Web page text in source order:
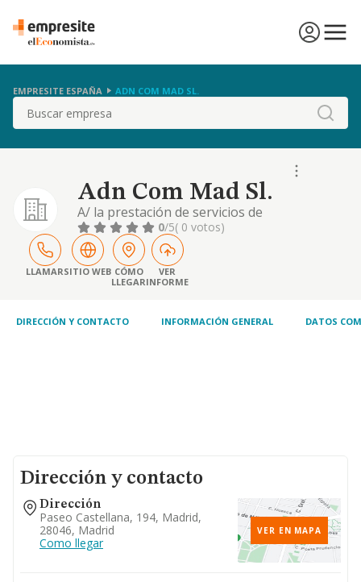
EMPRESITE ESPAÑA ADN COM MAD SL.
Buscar
Adn Com Mad Sl.
A/ la prestación de servicios de
asesoramiento en materias informáticas y
de programación; desarrollo,
mantenimiento, instalación, implantación y
distribución de toda clase de soluciones
informáticas. b/ diseño, creación y edición de
revistas periódicas
0/5( 0 votos)
LLAMARSITIO WEB CÓMO
LLEGAR
VER
INFORME
DIRECCIÓN Y CONTACTO INFORMACIÓN GENERAL DATOS
Dirección y contacto
Dirección
Paseo Castellana, 194, Madrid,
28046, Madrid
Como llegar
VER EN MAPA